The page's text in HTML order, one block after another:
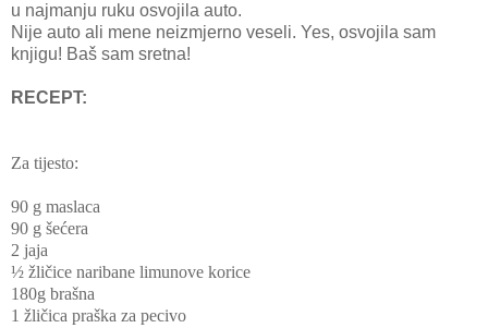
u najmanju ruku osvojila auto.
Nije auto ali mene neizmjerno veseli. Yes, osvojila sam
knjigu! Baš sam sretna!
RECEPT:
Za tijesto:
90 g maslaca
90 g šećera
2 jaja
½ žličice naribane limunove korice
180g brašna
1 žličica praška za pecivo